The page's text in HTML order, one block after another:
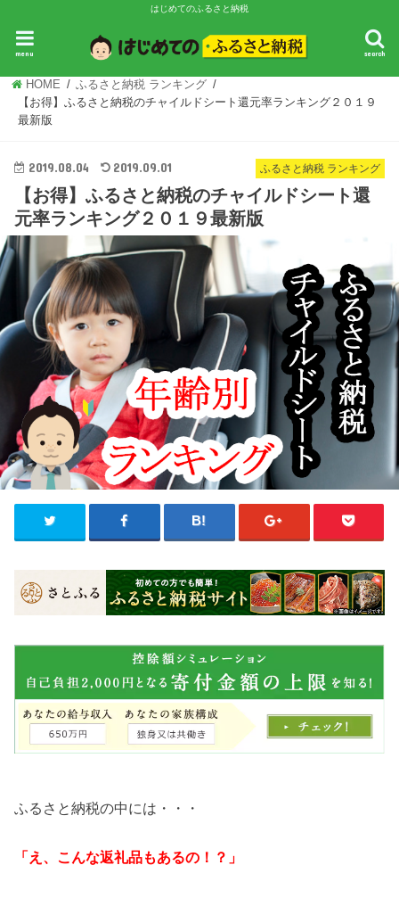
はじめてのふるさと納税
search
menu
ふるさと納税 基礎知識 ふるさと納税 ランキング ふるさと納税 感想・
HOME
ふるさと納税 ランキング
【お得】ふるさと納税のチャイルドシート還元率ランキング２０１９
最新版
ふるさと納税 ランキング
2019.08.04 2019.09.01
【お得】ふるさと納税のチャイルドシート還
元率ランキング２０１９最新版
ふるさと納税の中には・・・
「え、こんな返礼品もあるの！？」